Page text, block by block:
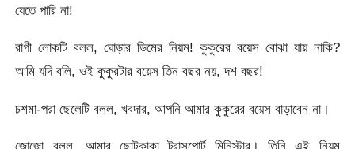
যেতে পারি না!
রাগী লোকটি বলল, ঘোড়ার ডিমের নিয়ম! কুকুরের বয়েস বোঝা যায় নাকি?
আমি যদি বলি, ওই কুকুরটার বয়েস তিন বছর নয়, দশ বছর!
চশমা-পরা ছেলেটি বলল, খবদার, আপনি আমার কুকুরের বয়েস বাড়াবেন না।